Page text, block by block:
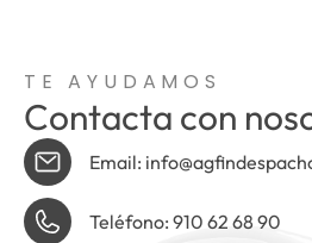
TE AYUDAMOS
Contacta con
Email:
Teléfono: 910 62 68 90